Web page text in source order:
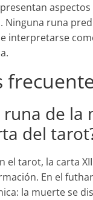
Ninguna runa
interpretarse
runa de la
del
el tarot, la carta
En el
la muerte se